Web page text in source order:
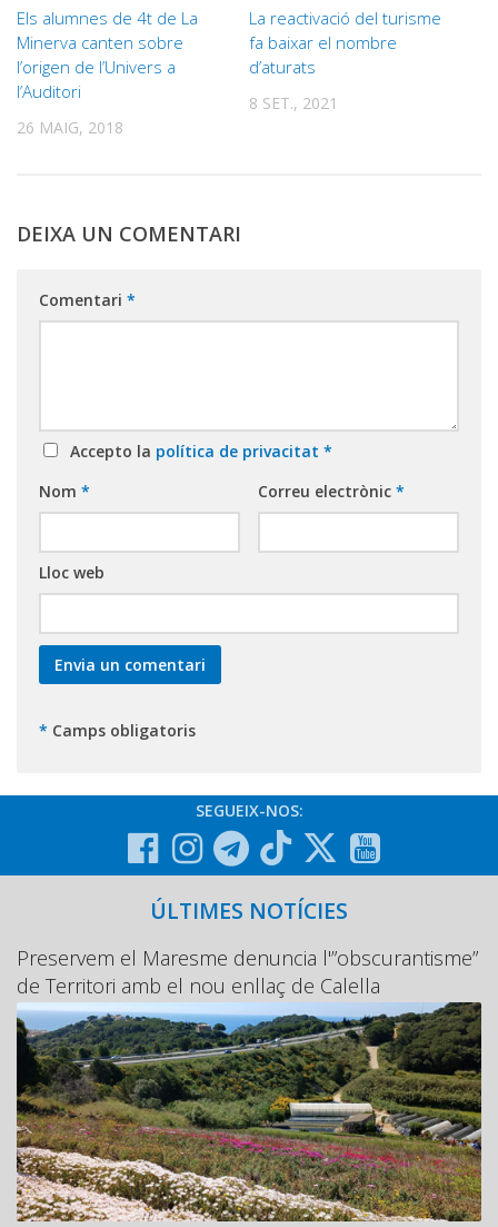
Els alumnes de 4t de La
Minerva canten sobre
l’origen de l’Univers a
l’Auditori
26 MAIG, 2018
La reactivació del turisme
fa baixar el nombre
d’aturats
8 SET., 2021
DEIXA UN COMENTARI
Comentari *
Accepto la política de privacitat *
Nom * Correu electrònic *
Lloc web
* Camps obligatoris
SEGUEIX-NOS:
ÚLTIMES NOTÍCIES
Preservem el Maresme denuncia l'”obscurantisme”
de Territori amb el nou enllaç de Calella